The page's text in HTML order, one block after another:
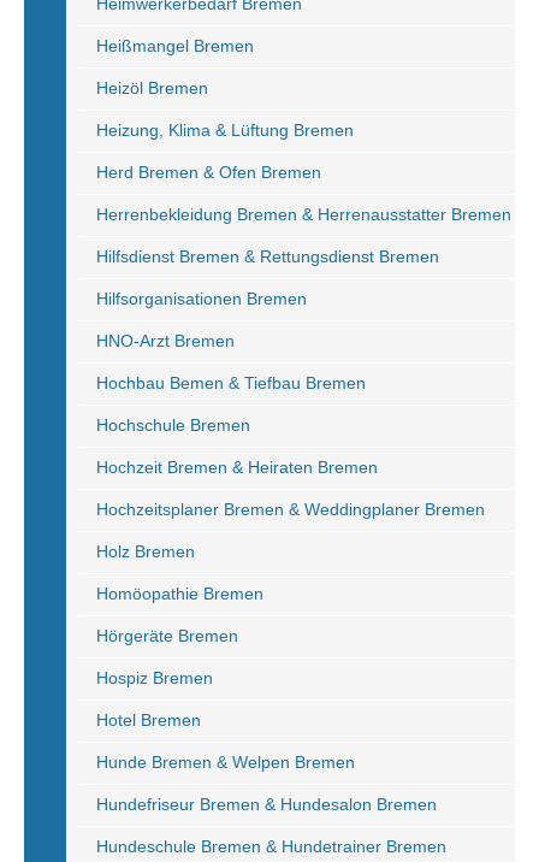
Heißmangel Bremen
Heizöl Bremen
Heizung, Klima & Lüftung Bremen
Herd Bremen & Ofen Bremen
Herrenbekleidung Bremen & Herrenausstatter Bremen
Hilfsdienst Bremen & Rettungsdienst Bremen
Hilfsorganisationen Bremen
HNO-Arzt Bremen
Hochbau Bemen & Tiefbau Bremen
Hochschule Bremen
Hochzeit Bremen & Heiraten Bremen
Hochzeitsplaner Bremen & Weddingplaner Bremen
Holz Bremen
Homöopathie Bremen
Hörgeräte Bremen
Hospiz Bremen
Hotel Bremen
Hunde Bremen & Welpen Bremen
Hundefriseur Bremen & Hundesalon Bremen
Hundeschule Bremen & Hundetrainer Bremen